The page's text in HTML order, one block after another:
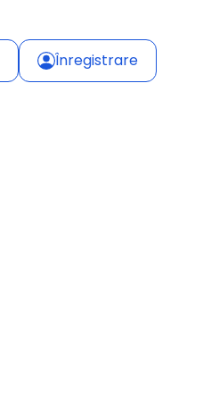
Înregistrare